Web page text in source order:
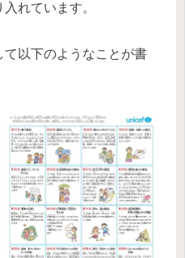
れています。
以下のようなことが書